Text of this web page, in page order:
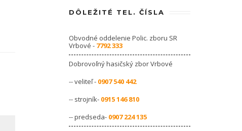
DÔLEŽITÉ TEL. ČÍSLA
Obvodné oddelenie Polic. zboru SR
Vrbové - 7792 333
Dobrovoľný hasičský zbor Vrbové
-- veliteľ - 0907 540 442
-- strojník- 0915 146 810
-- predseda- 0907 224 135